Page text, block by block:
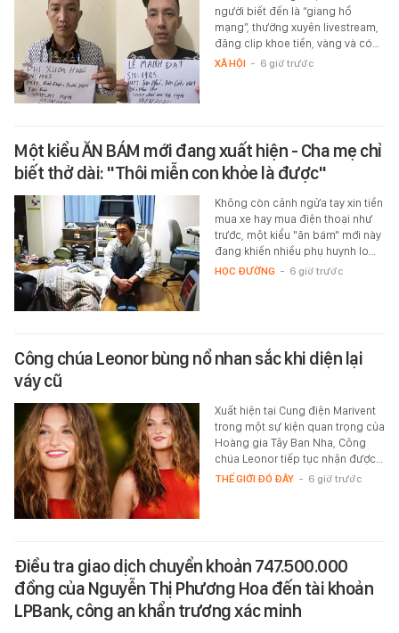
người biết đến là “giang hồ
mạng”, thường xuyên livestream,
đăng clip khoe tiền, vàng và có…
XÃ HỘI - 6 giờ trước
Một kiểu ĂN BÁM mới đang xuất hiện - Cha mẹ chỉ
biết thở dài: "Thôi miễn con khỏe là được"
Không còn cảnh ngửa tay xin tiền
mua xe hay mua điện thoại như
trước, một kiểu "ăn bám" mới này
đang khiến nhiều phụ huynh lo…
HỌC ĐƯỜNG - 6 giờ trước
Công chúa Leonor bùng nổ nhan sắc khi diện lại
váy cũ
Xuất hiện tại Cung điện Marivent
trong một sự kiện quan trọng của
Hoàng gia Tây Ban Nha, Công
chúa Leonor tiếp tục nhận được…
THẾ GIỚI ĐÓ ĐÂY - 6 giờ trước
Điều tra giao dịch chuyển khoản 747.500.000
đồng của Nguyễn Thị Phương Hoa đến tài khoản
LPBank, công an khẩn trương xác minh